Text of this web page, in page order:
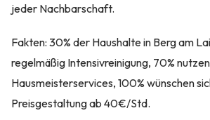
jeder Nachbarschaft.
Fakten: 30% der Haushalte in Berg am
regelmäßig Intensivreinigung, 70% nutzen
Hausmeisterservices, 100% wünschen
Preisgestaltung ab 40€/Std.